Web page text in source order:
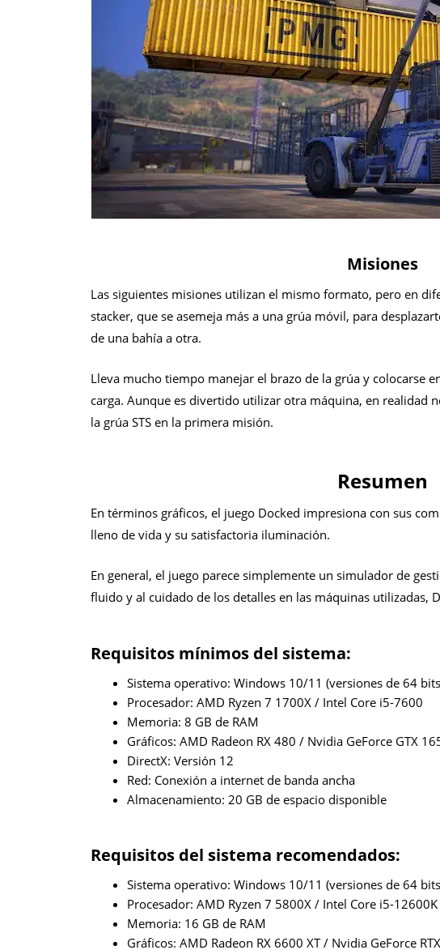
Misiones
Las siguientes misiones utilizan el mismo formato, pero en
stacker, que se asemeja más a una grúa móvil, para
de una bahía a otra.
Lleva mucho tiempo manejar el brazo de la grúa y colocarse
carga. Aunque es divertido utilizar otra máquina, en realidad
la grúa STS en la primera misión.
Resumen
En términos gráficos, el juego Docked impresiona con sus
lleno de vida y su satisfactoria iluminación.
En general, el juego parece simplemente un simulador de
fluido y al cuidado de los detalles en las máquinas utilizadas,
Requisitos mínimos del sistema:
Sistema operativo: Windows 10/11 (versiones de 64
Procesador: AMD Ryzen 7 1700X / Intel Core i5-7600
Memoria: 8 GB de RAM
Gráficos: AMD Radeon RX 480 / Nvidia GeForce GTX
DirectX: Versión 12
Red: Conexión a internet de banda ancha
Almacenamiento: 20 GB de espacio disponible
Requisitos del sistema recomendados:
Sistema operativo: Windows 10/11 (versiones de 64
Procesador: AMD Ryzen 7 5800X / Intel Core i5-12600K
Memoria: 16 GB de RAM
Gráficos: AMD Radeon RX 6600 XT / Nvidia GeForce